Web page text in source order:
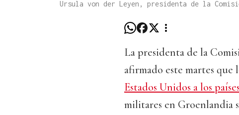
Ursula von der Leyen, presidenta de la
La presidenta de la
afirmado este martes que
Estados Unidos a los
militares en Groenlandia